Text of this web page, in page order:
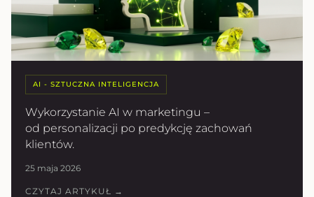
AI - SZTUCZNA INTELIGENCJA
Wykorzystanie AI w marketingu –
od personalizacji po predykcję zachowań
klientów.
25 maja 2026
CZYTAJ ARTYKUŁ →